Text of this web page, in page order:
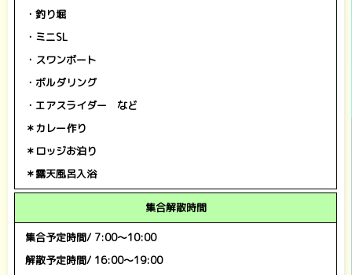
・釣り堀
・ミニSL
・スワンボート
・ボルダリング
・エアスライダー など
＊カレー作り
＊ロッジお泊り
＊露天風呂入浴
集合解散時間
集合予定時間/ 7:00～10:00
解散予定時間/ 16:00～19:00